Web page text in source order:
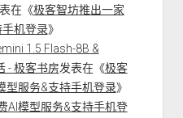
在《极客智坊推出一家
机登录》
1.5 Flash-8B &
- 极客书房发表在《极客
型服务&支持手机登录》
AI模型服务&支持手机登